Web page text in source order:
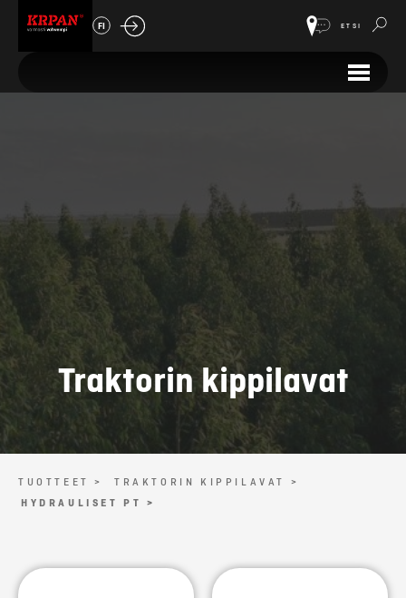
FI ETSI
Traktorin kippilavat
TUOTTEET >
TRAKTORIN KIPPILAVAT >
HYDRAULISET PT >